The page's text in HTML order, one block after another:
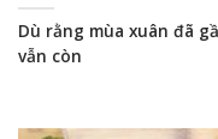
Dù rằng mùa xuân đã
vẫn còn